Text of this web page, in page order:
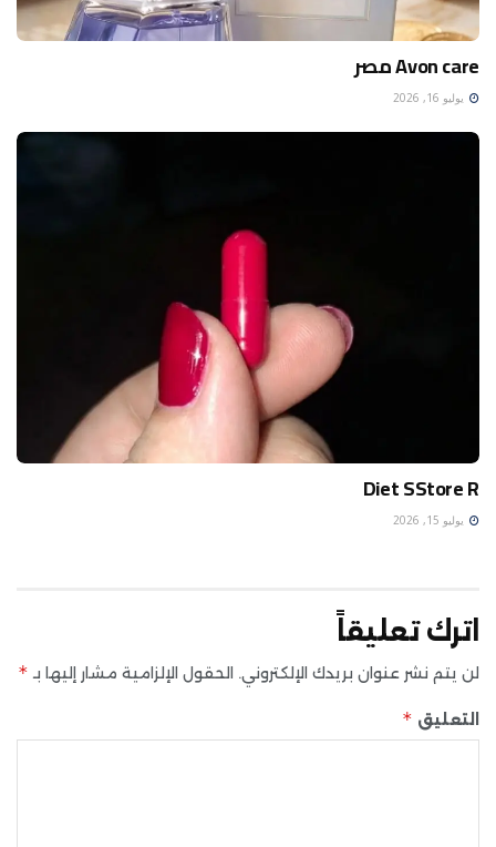
Avon care مصر
يوليو 16, 2026
Diet SStore R
يوليو 15, 2026
اترك تعليقاً
لن يتم نشر عنوان بريدك الإلكتروني. الحقول الإلزامية مشار إليها بـ *
التعليق *